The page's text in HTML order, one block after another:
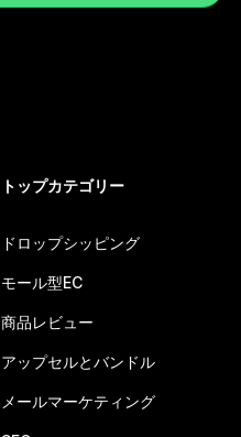
トップカテゴリー
ドロップシッピング
モール型EC
商品レビュー
アップセルとバンドル
メールマーケティング